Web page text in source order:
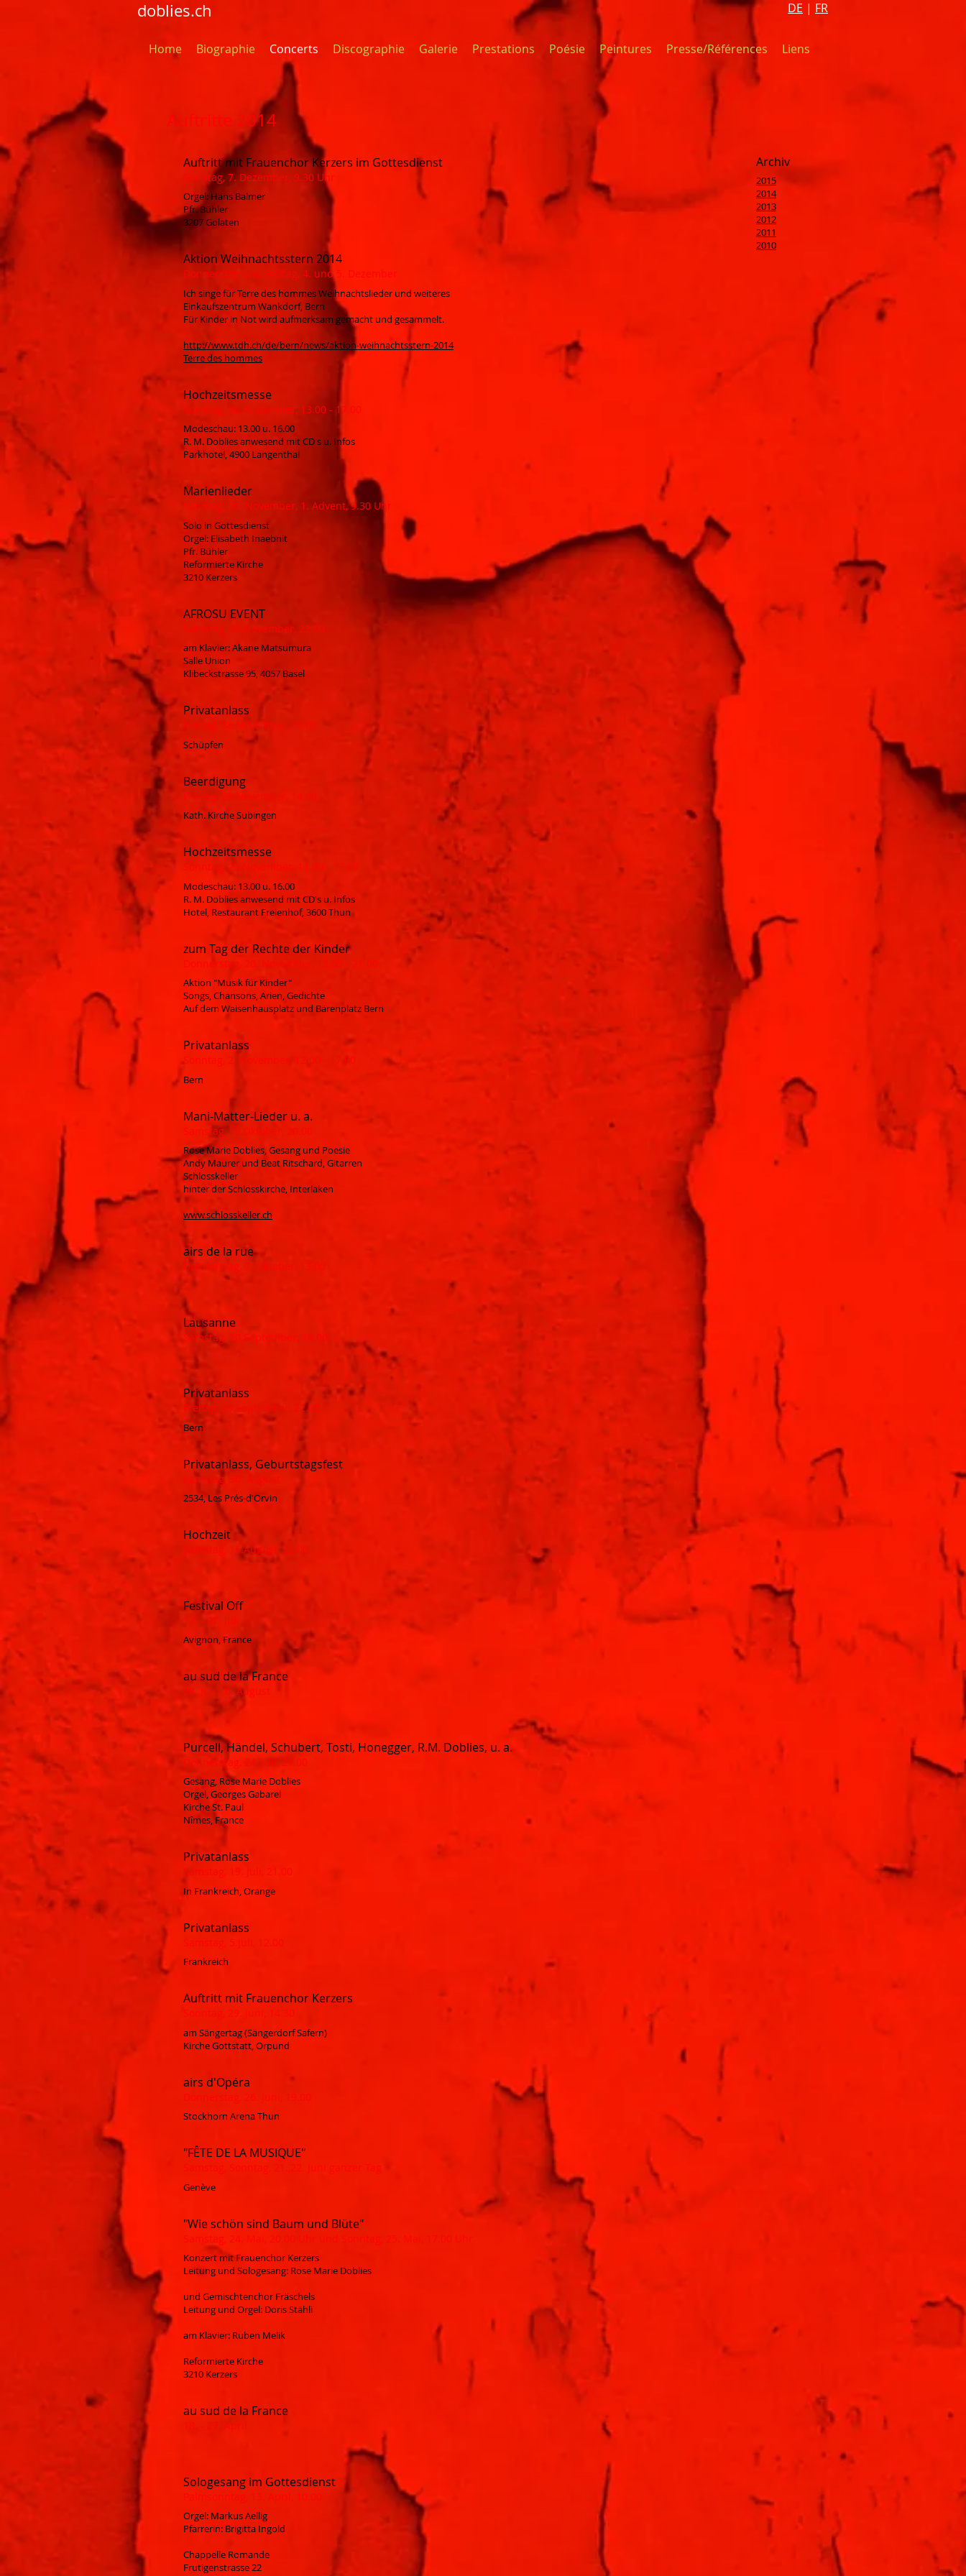
doblies.ch DE | FR
Home Biographie Concerts Discographie Galerie Prestations Poésie Peintures Presse/Références Liens
Auftritte 2014
Auftritt mit Frauenchor Kerzers im Gottesdienst
Sonntag, 7. Dezember, 9.30 Uhr
Orgel: Hans Balmer
Pfr. Bühler
3207 Golaten
Aktion Weihnachtsstern 2014
Donnerstag und Freitag, 4. und 5. Dezember
Ich singe für Terre des hommes Weihnachtslieder und weiteres
Einkaufszentrum Wankdorf, Bern
Für Kinder in Not wird aufmerksam gemacht und gesammelt.
http://www.tdh.ch/de/bern/news/aktion-weihnachtsstern-2014
Terre des hommes
Hochzeitsmesse
Sonntag, 30. November, 13.00 - 17.00
Modeschau: 13.00 u. 16.00
R. M. Doblies anwesend mit CD's u. Infos
Parkhotel, 4900 Langenthal
Marienlieder
Sonntag, 30. November, 1. Advent, 9.30 Uhr
Solo in Gottesdienst
Orgel: Elisabeth Inaebnit
Pfr. Bühler
Reformierte Kirche
3210 Kerzers
AFROSU EVENT
Samstag, 29.November, 22.00
am Klavier: Akane Matsumura
Salle Union
Klibeckstrasse 95, 4057 Basel
Privatanlass
Freitag, 28.November, 19.00
Schüpfen
Beerdigung
Freitag, 28.November, 14.00
Kath. Kirche Subingen
Hochzeitsmesse
Sonntag, 23.November, 11.00 - 17.00
Modeschau: 13.00 u. 16.00
R. M. Doblies anwesend mit CD's u. Infos
Hotel, Restaurant Freienhof, 3600 Thun
zum Tag der Rechte der Kinder
Donnerstag, 20. November, 13.00 - 21.00
Aktion "Musik für Kinder"
Songs, Chansons, Arien, Gedichte
Auf dem Waisenhausplatz und Bärenplatz Bern
Privatanlass
Sonntag, 2. November, 12.00 - 17.00
Bern
Mani-Matter-Lieder u. a.
Samstag, 18.Oktober, 20.00
Rose Marie Doblies, Gesang und Poesie
Andy Maurer und Beat Ritschard, Gitarren
Schlosskeller
hinter der Schlosskirche, Interlaken
www.schlosskeller.ch
airs de la rue
Donnerstag, 2. Oktober, 13.00
Lausanne
Samstag, 20.September, 16.00
Privatanlass
Freitag, 19.September, 22.00
Bern
Privatanlass, Geburtstagsfest
Samstag, 30. August
2534, Les Prés-d'Orvin
Hochzeit
Samstag, 16.August, 22.00
Festival Off
17. - 27. Juli
Avignon, France
au sud de la France
28. Juli - 6. August
Purcell, Händel, Schubert, Tosti, Honegger, R.M. Doblies, u. a.
Donnerstag, 24. Juli, 21.00
Gesang, Rose Marie Doblies
Orgel, Georges Gabarel
Kirche St. Paul
Nîmes, France
Privatanlass
Samstag, 19. Juli, 21.00
In Frankreich, Orange
Privatanlass
Samstag, 5.Juli, 12.00
Frankreich
Auftritt mit Frauenchor Kerzers
Sonntag, 29. Juni, 14.30
am Sängertag (Sängerdorf Safern)
Kirche Gottstatt, Orpund
airs d'Opéra
Donnerstag, 26. Juni, 19.00
Stockhorn Arena Thun
"FÊTE DE LA MUSIQUE"
Samstag, Sonntag, 21.,22. Juni ganzer Tag
Genève
"Wie schön sind Baum und Blüte"
Samstag, 24. Mai, 20.00 Uhr und Sonntag, 25. Mai, 17.00 Uhr
Konzert mit Frauenchor Kerzers
Leitung und Sologesang: Rose Marie Doblies
und Gemischtenchor Fräschels
Leitung und Orgel: Doris Stähli
am Klavier: Ruben Melik
Reformierte Kirche
3210 Kerzers
au sud de la France
18. - 27. April
Sologesang im Gottesdienst
Palmsonntag, 13. April, 10.00
Orgel: Markus Aellig
Pfarrerin: Brigitta Ingold
Chappelle Romande
Frutigenstrasse 22
Archiv
2015
2014
2013
2012
2011
2010